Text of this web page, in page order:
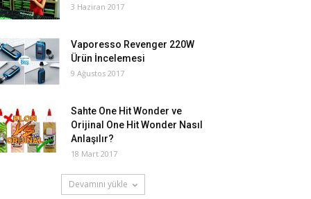
3 Haziran 2017
Vaporesso Revenger 220W
Ürün İncelemesi
9 Ağustos 2017
Sahte One Hit Wonder ve
Orijinal One Hit Wonder Nasıl
Anlaşılır?
18 Mart 2017
Devamını yükle